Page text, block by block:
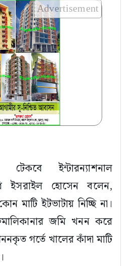
Advertisement
টেকবে ইন্টারন্যাশনাল
ইসরাইল হোসেন বলেন,
মাটি ইটভাটায় নিচ্ছি না।
জমি খনন করে
গর্তে খালের কাঁদা মাটি